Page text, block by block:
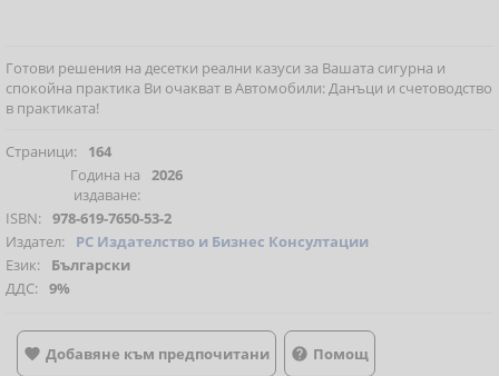
Готови решения на десетки реални казуси за Вашата сигурна и
спокойна практика Ви очакват в Автомобили: Данъци и счетоводство
в практиката!
Страници:
164
Година на
издаване:
2026
ISBN: 978-619-7650-53-2
Издател:
РС Издателство и Бизнес Консултации
Език:
Български
ДДС: 9%
 Добавяне към предпочитани  Помощ